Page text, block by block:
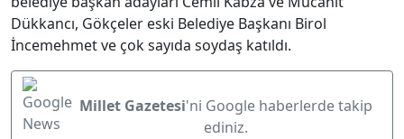
Dükkancı, Gökçeler eski Belediye Başkanı Birol
İncemehmet ve çok sayıda soydaş katıldı.
Millet Gazetesi'ni Google haberlerde takip
ediniz.